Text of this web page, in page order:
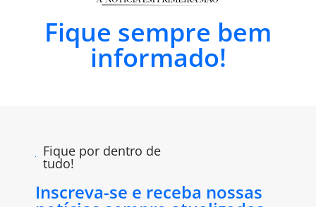
Fique sempre bem
informado!
Fique por dentro de
tudo!
Inscreva-se e receba nossas